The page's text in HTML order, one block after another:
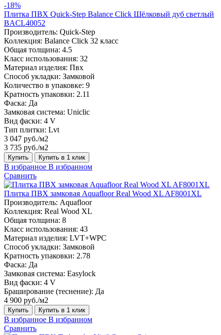
-18%
Плитка ПВХ Quick-Step Balance Click Шёлковый дуб светлый
BACL40052
Производитель: Quick-Step
Коллекция: Balance Click 32 класс
Общая толщина: 4.5
Класс использования: 32
Материал изделия: Пвх
Способ укладки: Замковой
Количество в упаковке: 9
Кратность упаковки: 2.11
Фаска: Да
Замковая система: Uniclic
Вид фаски: 4 V
Тип плитки: Lvt
3 047 руб./м2
3 735 руб./м2
Купить Купить в 1 клик
В избранное В избранном
Сравнить
Плитка ПВХ замковая Aquafloor Real Wood XL AF8001XL
Производитель: Aquafloor
Коллекция: Real Wood XL
Общая толщина: 8
Класс использования: 43
Материал изделия: LVT+WPC
Способ укладки: Замковой
Кратность упаковки: 2.78
Фаска: Да
Замковая система: Easylock
Вид фаски: 4 V
Браширование (теснение): Да
4 900 руб./м2
Купить Купить в 1 клик
В избранное В избранном
Сравнить